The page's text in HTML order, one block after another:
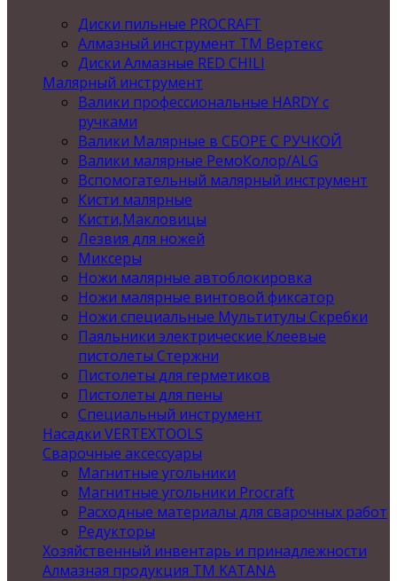
Диски пильные PROCRAFT
Алмазный инструмент ТМ Вертекс
Диски Алмазные RED CHILI
Малярный инструмент
Валики профессиональные HARDY с
ручками
Валики Малярные в СБОРЕ С РУЧКОЙ
Валики малярные РемоКолор/ALG
Вспомогательный малярный инструмент
Кисти малярные
Кисти,Макловицы
Лезвия для ножей
Миксеры
Ножи малярные автоблокировка
Ножи малярные винтовой фиксатор
Ножи специальные Мультитулы Скребки
Паяльники электрические Клеевые
пистолеты Стержни
Пистолеты для герметиков
Пистолеты для пены
Специальный инструмент
Насадки VERTEXTOOLS
Сварочные аксессуары
Магнитные угольники
Магнитные угольники Procraft
Расходные материалы для сварочных работ
Редукторы
Хозяйственный инвентарь и принадлежности
Алмазная продукция ТМ KATANA